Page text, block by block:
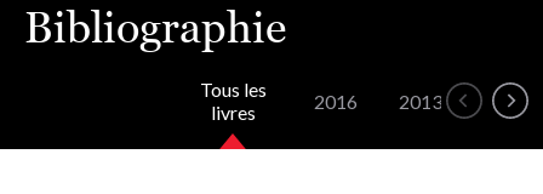
Bibliographie
Tous les
livres
2016 2013 2011